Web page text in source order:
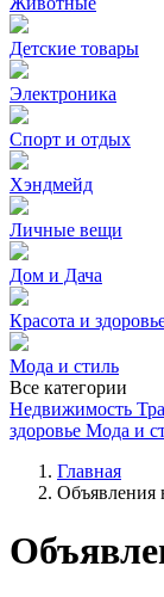
Детские товары
Электроника
Спорт и отдых
Хэндмейд
Личные вещи
Дом и Дача
Красота и
Мода и стиль
Все категории
Недвижимость
здоровье Мода и
Главная
Объявления